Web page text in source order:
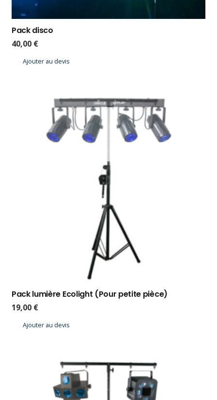
Pack disco
40,00 €
Ajouter au devis
Pack lumière Ecolight (Pour petite pièce)
19,00 €
Ajouter au devis